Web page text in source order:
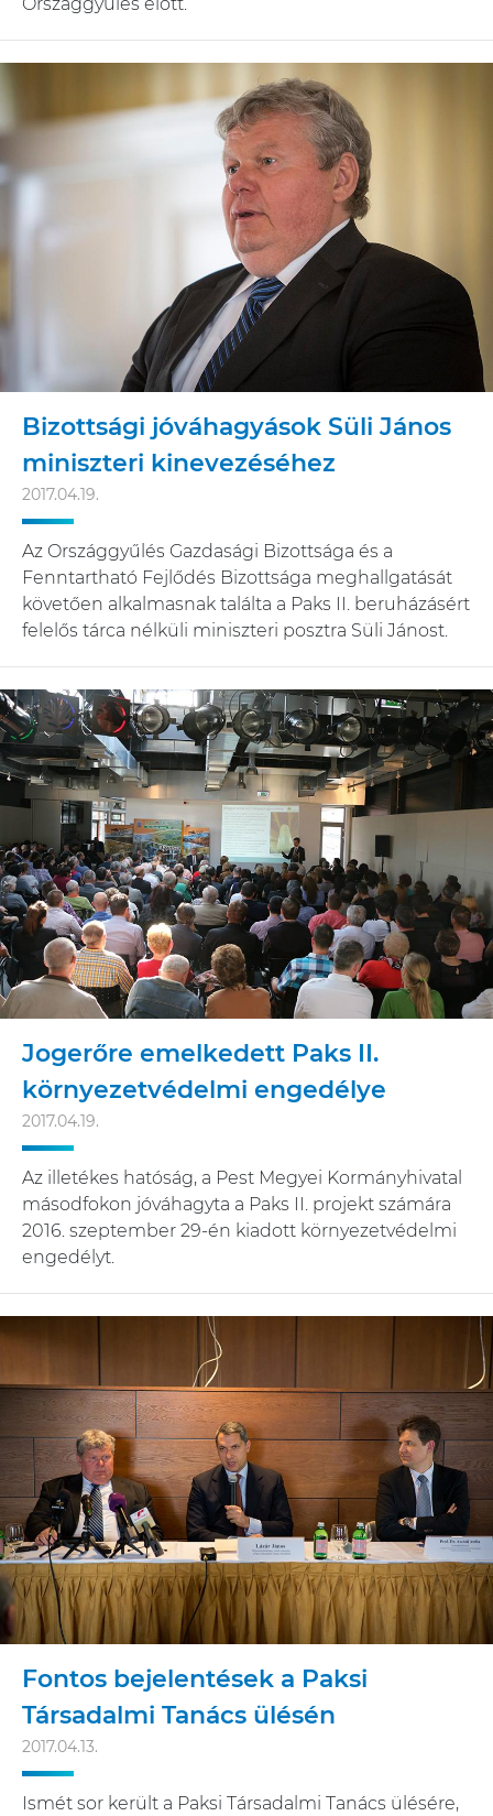
Bizottsági jóváhagyások Süli János
miniszteri kinevezéséhez
2017.04.19.
Az Országgyűlés Gazdasági Bizottsága és a
Fenntartható Fejlődés Bizottsága meghallgatását
követően alkalmasnak találta a Paks II. beruházásért
felelős tárca nélküli miniszteri posztra Süli Jánost.
Jogerőre emelkedett Paks II.
környezetvédelmi engedélye
2017.04.19.
Az illetékes hatóság, a Pest Megyei Kormányhivatal
másodfokon jóváhagyta a Paks II. projekt számára
2016. szeptember 29-én kiadott környezetvédelmi
engedélyt.
Fontos bejelentések a Paksi
Társadalmi Tanács ülésén
2017.04.13.
Ismét sor került a Paksi Társadalmi Tanács ülésére,